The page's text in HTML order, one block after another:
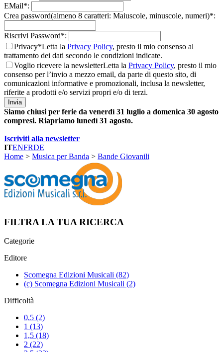
EMail*:
Crea password(almeno 8 caratteri: Maiuscole, minuscole, numeri)*:
Riscrivi Password*:
Privacy*Letta la Privacy Policy, presto il mio consenso al
trattamento dei dati secondo le condizioni indicate.
Voglio ricevere la newsletterLetta la Privacy Policy, presto il mio
consenso per l’invio a mezzo email, da parte di questo sito, di
comunicazioni informative e promozionali, inclusa la newsletter,
riferite a prodotti e/o servizi propri e/o di terzi.
Invia
Siamo chiusi per ferie da venerdì 31 luglio a domenica 30 agosto
compresi. Riapriamo lunedì 31 agosto.
Iscriviti alla newsletter
ITENFRDE
Home > Musica per Banda > Bande Giovanili
FILTRA LA TUA RICERCA
Categorie
Editore
Scomegna Edizioni Musicali (82)
(c) Scomegna Edizioni Musicali (2)
Difficoltà
0,5 (2)
1 (13)
1,5 (18)
2 (22)